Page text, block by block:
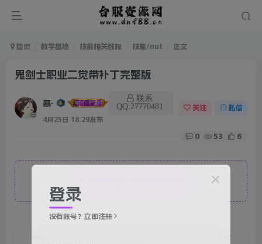
首页 教学基地 技能相关教程 技能/nut 正文
鬼剑士职业二觉带补丁完整版
暴雨
联系
QQ:27770481
4月25日 18:29发布
关注 私信
0 53 6
Happiness is not something you postpone for
登录
没有账号？立即注册